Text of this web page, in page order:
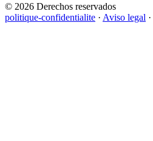
© 2026 Derechos reservados
politique-confidentialite · Aviso legal ·